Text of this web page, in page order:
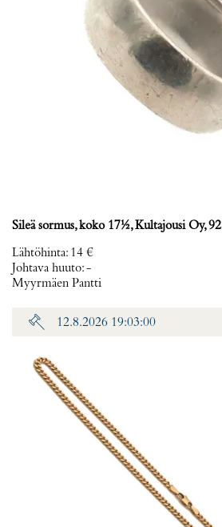
Sileä sormus, koko 17½, Kultajousi Oy,
Lähtöhinta: 14 €
Johtava huuto:-
Myyrmäen Pantti
12.8.2026 19:03:00